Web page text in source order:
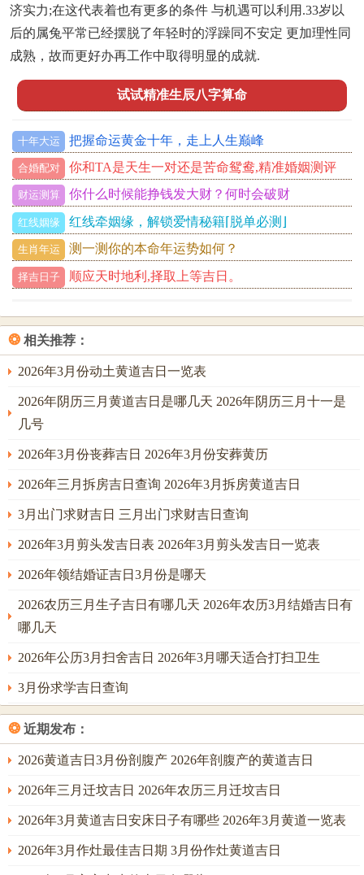
济实力;在这代表着也有更多的条件 与机遇可以利用.33岁以
后的属兔平常已经摆脱了年轻时的浮躁同不安定 更加理性同
成熟，故而更好办再工作中取得明显的成就.
试试精准生辰八字算命
十年大运 把握命运黄金十年，走上人生巅峰
合婚配对 你和TA是天生一对还是苦命鸳鸯,精准婚姻测评
财运测算 你什么时候能挣钱发大财？何时会破财
红线姻缘 红线牵姻缘，解锁爱情秘籍⌈脱单必测⌋
生肖年运 测一测你的本命年运势如何？
择吉日子 顺应天时地利,择取上等吉日。
❂ 相关推荐：
2026年3月份动土黄道吉日一览表
2026年阴历三月黄道吉日是哪几天 2026年阴历三月十一是
几号
2026年3月份丧葬吉日 2026年3月份安葬黄历
2026年三月拆房吉日查询 2026年3月拆房黄道吉日
3月出门求财吉日 三月出门求财吉日查询
2026年3月剪头发吉日表 2026年3月剪头发吉日一览表
2026年领结婚证吉日3月份是哪天
2026农历三月生子吉日有哪几天 2026年农历3月结婚吉日有
哪几天
2026年公历3月扫舍吉日 2026年3月哪天适合打扫卫生
3月份求学吉日查询
❂ 近期发布：
2026黄道吉日3月份剖腹产 2026年剖腹产的黄道吉日
2026年三月迁坟吉日 2026年农历三月迁坟吉日
2026年3月黄道吉日安床日子有哪些 2026年3月黄道一览表
2026年3月作灶最佳吉日期 3月份作灶黄道吉日